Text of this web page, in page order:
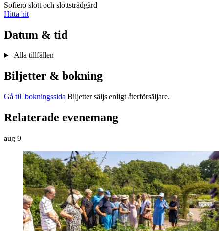
Sofiero slott och slottsträdgård
Hitta hit
Datum & tid
Alla tillfällen
Biljetter & bokning
Gå till bokningssida Biljetter säljs enligt återförsäljare.
Relaterade evenemang
aug 9